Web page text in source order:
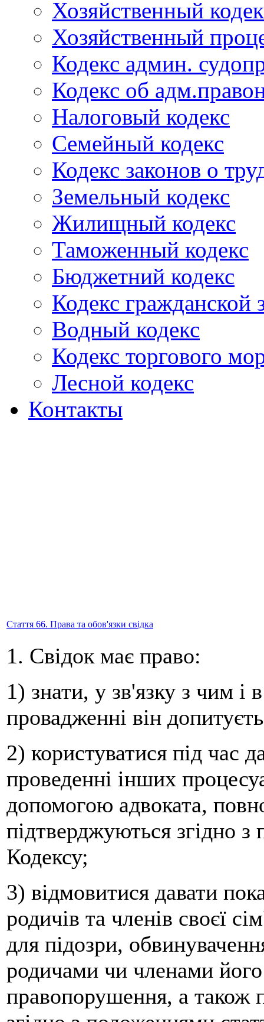
Хозяйственный
Хозяйственный
Кодекс админ.
Кодекс об
Налоговый кодекс
Семейный кодекс
Кодекс законов о
Земельный кодекс
Жилищный кодекс
Таможенный кодекс
Бюджетний кодекс
Кодекс гражданской
Водный кодекс
Кодекс торгового
Лесной кодекс
Контакты
Стаття 66. Права та обов'язки свідка
1. Свідок має право:
1) знати, у зв'язку з чим і
провадженні він
2) користуватися під час
проведенні інших
допомогою адвоката,
підтверджуються згідно
Кодексу;
3) відмовитися давати
родичів та членів своєї
для підозри,
родичами чи членами його
правопорушення, а також